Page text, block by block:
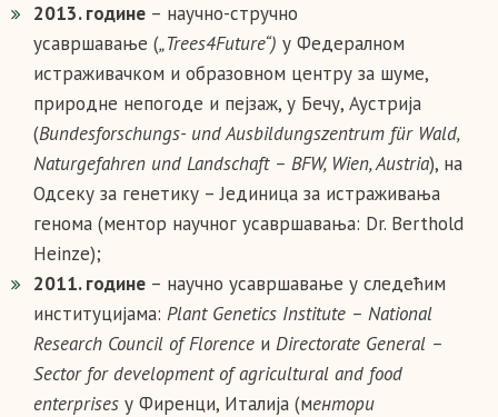
2013. године – научно-стручно
усавршавање („Trees4Future“) у Федералном
истраживачком и образовном центру за шуме,
природне непогоде и пејзаж, у Бечу, Аустрија
(Bundesforschungs- und Ausbildungszentrum für Wald,
Naturgefahren und Landschaft – BFW, Wien, Austria), на
Одсеку за генетику – Јединица за истраживања
генома (ментор научног усавршавања: Dr. Berthold
Heinze);
2011. године – научно усавршавање у следећим
институцијама: Plant Genetics Institute – National
Research Council of Florence и Directorate General –
Sector for development of agricultural and food
enterprises у Фиренци, Италија (ментори